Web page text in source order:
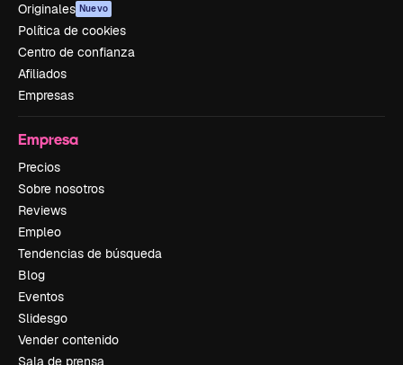
Originales Nuevo
Política de cookies
Centro de confianza
Afiliados
Empresas
Empresa
Precios
Sobre nosotros
Reviews
Empleo
Tendencias de búsqueda
Blog
Eventos
Slidesgo
Vender contenido
Sala de prensa